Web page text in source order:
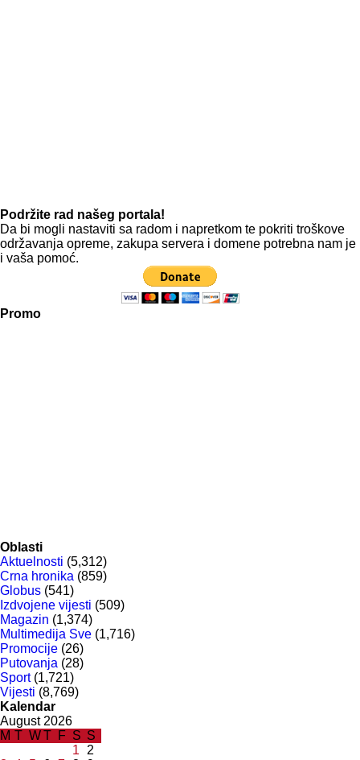
Podržite rad našeg portala!
Da bi mogli nastaviti sa radom i napretkom te pokriti troškove
održavanja opreme, zakupa servera i domene potrebna nam je
i vaša pomoć.
Promo
Oblasti
Aktuelnosti (5,312)
Crna hronika (859)
Globus (541)
Izdvojene vijesti (509)
Magazin (1,374)
Multimedija Sve (1,716)
Promocije (26)
Putovanja (28)
Sport(1,721)
Vijesti (8,769)
Kalendar
August 2026
M T WT F S S
1
2